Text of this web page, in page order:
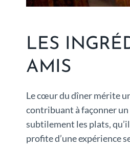
LES
AMIS
Le cœur du dîner mérite
contribuant à façonner un
subtilement les plats,
profite d’une expérience